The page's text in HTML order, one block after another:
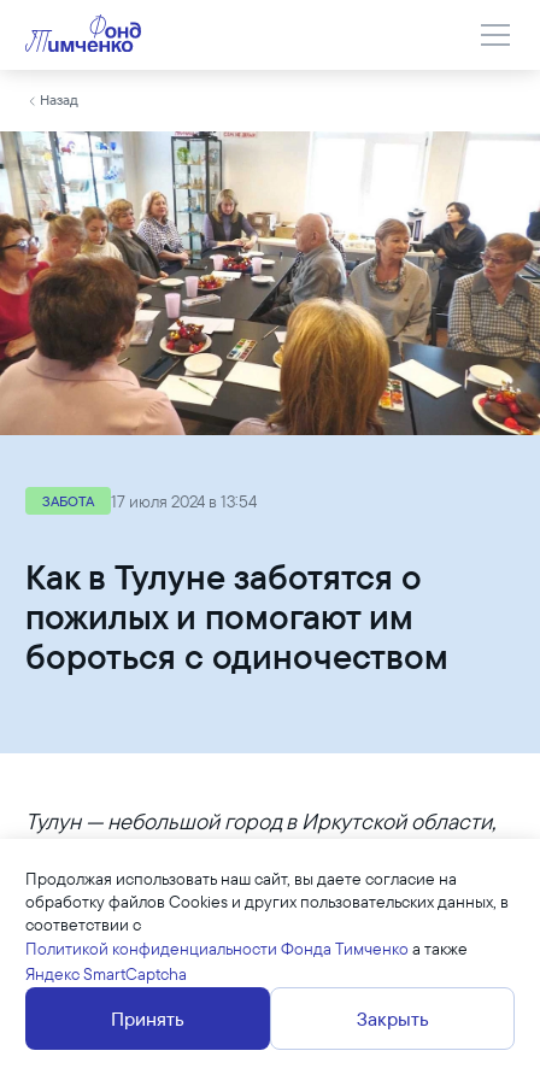
Назад
ЗАБОТА 17 июля 2024 в 13:54
Как в Тулуне заботятся о
пожилых и помогают им
бороться с одиночеством
Тулун — небольшой город в Иркутской области,
«Люди дела». В новелле «Стеклянная сказка
Тулуна» мы рассказали о том, как вместе с
командой Юлия Булдакова возрождает
стекольное производство и шаг за шагом
восстанавливает город после наводнения.
Но на этом инициативы неравнодушных жителей
Продолжая использовать наш сайт, вы даете согласие на
обработку файлов Cookies и других пользовательских данных, в
соответствии с
Политикой конфиденциальности Фонда Тимченко а также
Яндекс SmartCaptcha
Принять Закрыть